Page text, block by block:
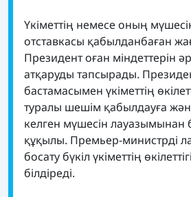
Үкіметтің немесе оның
отставкасы қабылданбаған
Президент оған міндеттерін
атқаруды тапсырады.
бастамасымен үкіметтің
туралы шешім қабылдауға
келген мүшесін лауазымынан
құқылы. Премьер-министрді
босату бүкіл үкіметтің
білдіреді.